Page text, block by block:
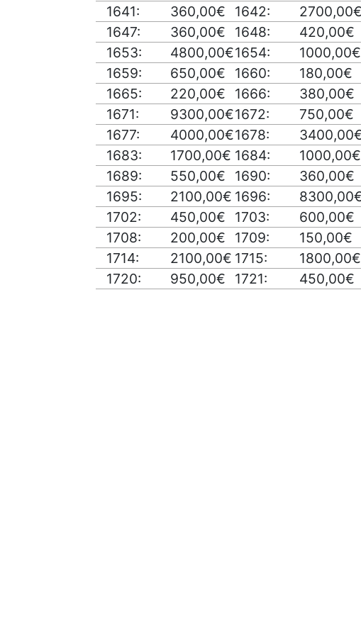
1641:
360,00€ 1642: 2700,00€
1647:
360,00€ 1648: 420,00€
1653:
4800,00€1654: 1000,00€
1659:
650,00€ 1660: 180,00€
1665:
220,00€ 1666: 380,00€
1671:
9300,00€1672: 750,00€
1677:
4000,00€1678:
1683:
1700,00€ 1684: 1000,00€
1689:
550,00€ 1690: 360,00€
1695:
2100,00€ 1696:
1702:
450,00€ 1703: 600,00€
1708:
200,00€ 1709: 150,00€
1714:
2100,00€ 1715: 1800,00€
1720:
950,00€ 1721: 450,00€